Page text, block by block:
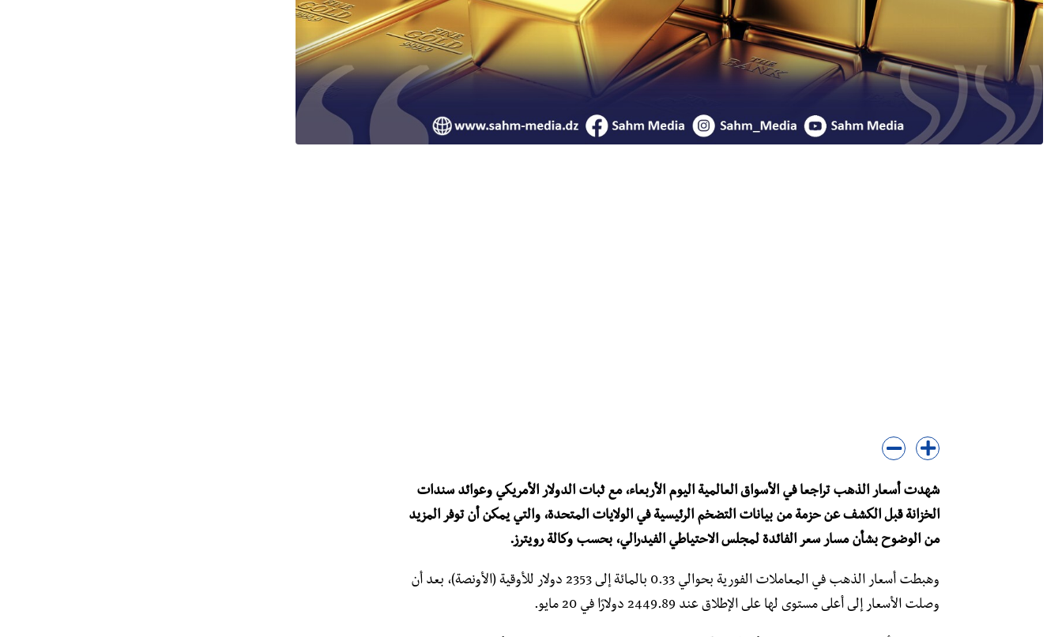
شهدت أسعار الذهب تراجعا في الأسواق العالمية اليوم الأربعاء، مع ثبات الدولار الأمريكي وعوائد سندات
الخزانة قبل الكشف عن حزمة من بيانات التضخم الرئيسية في الولايات المتحدة، والتي يمكن أن توفر المزيد
من الوضوح بشأن مسار سعر الفائدة لمجلس الاحتياطي الفيدرالي، بحسب وكالة رويترز.
وهبطت أسعار الذهب في المعاملات الفورية بحوالي 0.33 بالمائة إلى 2353 دولار للأوقية (الأونصة)، بعد أن
وصلت الأسعار إلى أعلى مستوى لها على الإطلاق عند 2449.89 دولارًا في 20 مايو.